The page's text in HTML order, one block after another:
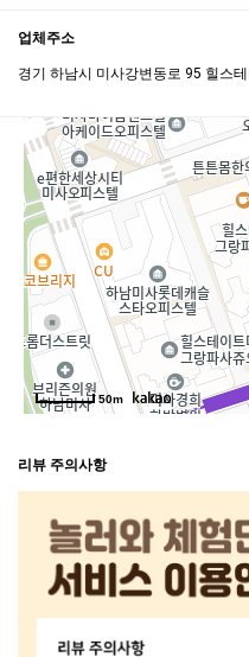
업체주소
경기 하남시 미사강변동로 95 힐스
50m
리뷰 주의사항